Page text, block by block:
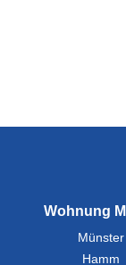
Wohnung
Münster
Hamm